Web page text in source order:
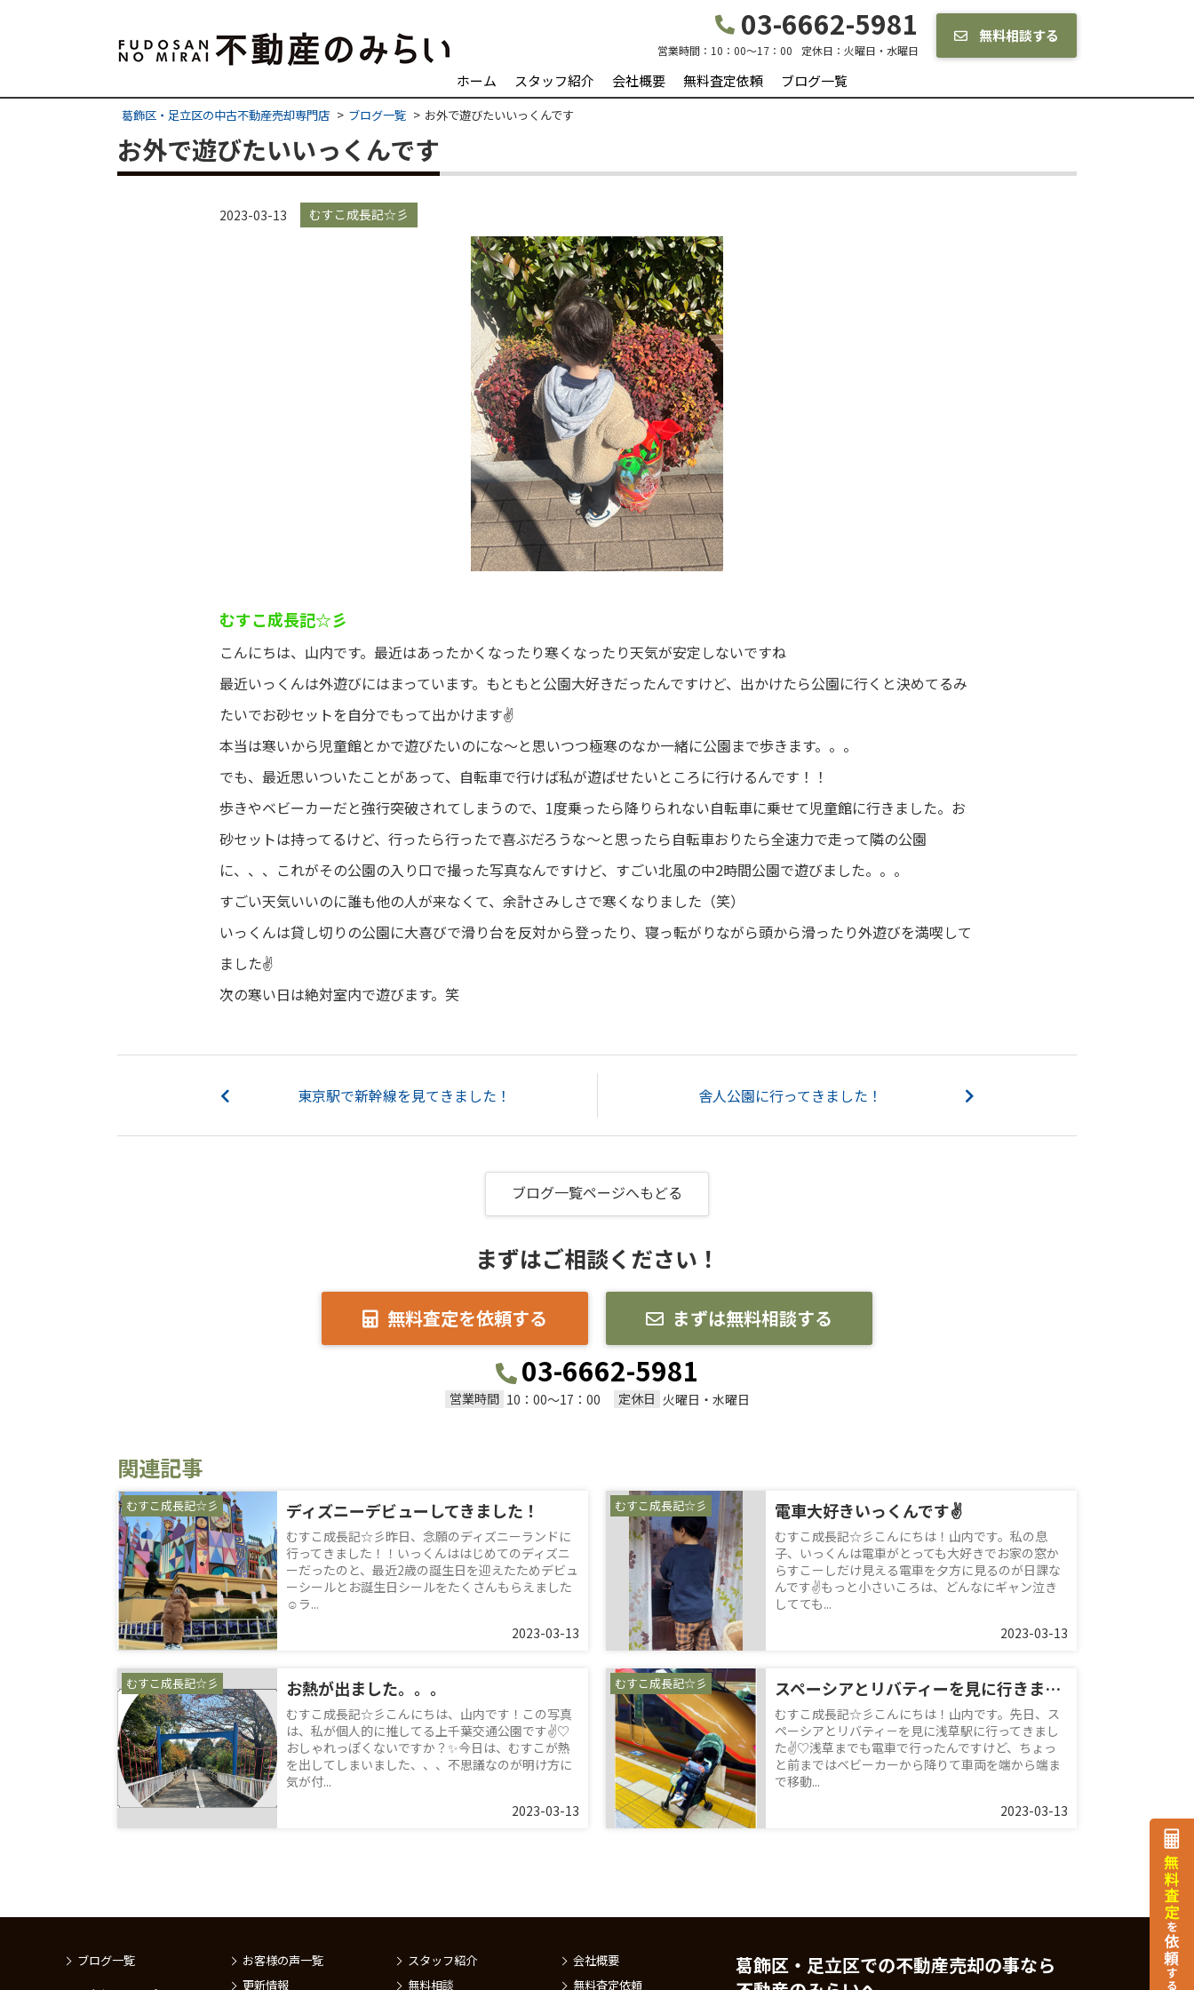
03-6662-5981
営業時間： 10：00～17：00 定休日： 火曜日・水曜日
無料相談する
ホーム スタッフ紹介 会社概要 無料査定依頼 ブログ一覧
葛飾区・足立区の中古不動産売却専門店 ブログ一覧 お外で遊びたいいっくんです
お外で遊びたいいっくんです
2023-03-13 むすこ成長記☆彡
むすこ成長記☆彡
こんにちは、山内です。最近はあったかくなったり寒くなったり天気が安定しないですね
最近いっくんは外遊びにはまっています。もともと公園大好きだったんですけど、出かけたら公園に行くと決めてるみ
たいでお砂セットを自分でもって出かけます✌
本当は寒いから児童館とかで遊びたいのにな～と思いつつ極寒のなか一緒に公園まで歩きます。。。
でも、最近思いついたことがあって、自転車で行けば私が遊ばせたいところに行けるんです！！
歩きやベビーカーだと強行突破されてしまうので、1度乗ったら降りられない自転車に乗せて児童館に行きました。お
砂セットは持ってるけど、行ったら行ったで喜ぶだろうな～と思ったら自転車おりたら全速力で走って隣の公園
に、、、これがその公園の入り口で撮った写真なんですけど、すごい北風の中2時間公園で遊びました。。。
すごい天気いいのに誰も他の人が来なくて、余計さみしさで寒くなりました（笑）
いっくんは貸し切りの公園に大喜びで滑り台を反対から登ったり、寝っ転がりながら頭から滑ったり外遊びを満喫して
ました✌
次の寒い日は絶対室内で遊びます。笑
東京駅で新幹線を見てきました！ 舎人公園に行ってきました！
ブログ一覧ページへもどる
まずはご相談ください！
無料査定を依頼する まずは無料相談する
03-6662-5981
営業時間 10：00～17：00 定休日 火曜日・水曜日
関連記事
むすこ成長記☆彡 ディズニーデビューしてきました！
むすこ成長記☆彡昨日、念願のディズニーランドに
行ってきました！！いっくんははじめてのディズニ
ーだったのと、最近2歳の誕生日を迎えたためデビュ
ーシールとお誕生日シールをたくさんもらえました
☺ラ...
2023-03-13
むすこ成長記☆彡 電車大好きいっくんです✌
むすこ成長記☆彡こんにちは！山内です。私の息
子、いっくんは電車がとっても大好きでお家の窓か
らすこーしだけ見える電車を夕方に見るのが日課な
んです✌もっと小さいころは、どんなにギャン泣き
してても...
2023-03-13
むすこ成長記☆彡 お熱が出ました。。。
むすこ成長記☆彡こんにちは、山内です！この写真
は、私が個人的に推してる上千葉交通公園です✌♡
おしゃれっぽくないですか？✨今日は、むすこが熱
を出してしまいました、、、不思議なのが明け方に
気が付...
2023-03-13
むすこ成長記☆彡 スペーシアとリバティーを見に行きました！
むすこ成長記☆彡こんにちは！山内です。先日、ス
ペーシアとリバティ－を見に浅草駅に行ってきまし
た✌♡浅草までも電車で行ったんですけど、ちょっ
と前まではベビーカーから降りて車両を端から端ま
で移動...
2023-03-13
ブログ一覧
お客様の声一覧
更新情報
スタッフ紹介
無料相談
会社概要
無料査定依頼
葛飾区・足立区での不動産売却の事なら